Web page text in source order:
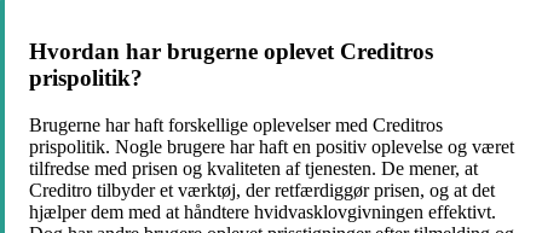
Hvordan har brugerne oplevet Creditros
prispolitik?
Brugerne har haft forskellige oplevelser med Creditros
prispolitik. Nogle brugere har haft en positiv oplevelse og været
tilfredse med prisen og kvaliteten af tjenesten. De mener, at
Creditro tilbyder et værktøj, der retfærdiggør prisen, og at det
hjælper dem med at håndtere hvidvasklovgivningen effektivt.